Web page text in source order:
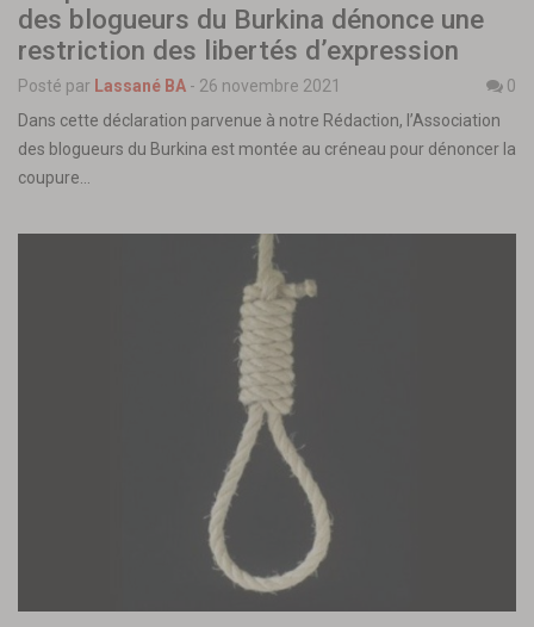
des blogueurs du Burkina dénonce une
restriction des libertés d’expression
Posté par Lassané BA - 26 novembre 2021
0
Dans cette déclaration parvenue à notre Rédaction, l’Association
des blogueurs du Burkina est montée au créneau pour dénoncer la
coupure…